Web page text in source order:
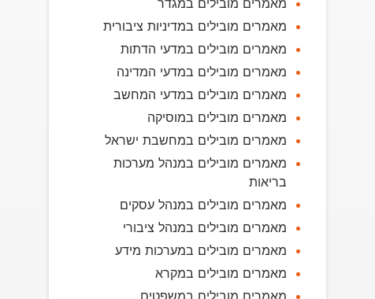
מאמרים מובילים במגדר
מאמרים מובילים במדיניות ציבורית
מאמרים מובילים במדעי הדתות
מאמרים מובילים במדעי המדינה
מאמרים מובילים במדעי המחשב
מאמרים מובילים במוסיקה
מאמרים מובילים במחשבת ישראל
מאמרים מובילים במנהל מערכות
בריאות
מאמרים מובילים במנהל עסקים
מאמרים מובילים במנהל ציבורי
מאמרים מובילים במערכות מידע
מאמרים מובילים במקרא
מאמרים מובילים במשפטים